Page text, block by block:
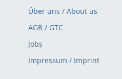
Über uns / About us
AGB / GTC
Jobs
Impressum / Imprint